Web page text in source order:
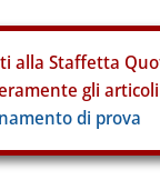
alla Staffetta
gli
di prova